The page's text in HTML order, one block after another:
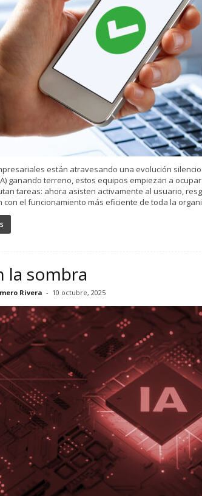
están atravesando una evolución
ganando terreno, estos equipos empiezan a
tareas: ahora asisten activamente al usuario,
con el funcionamiento más eficiente de toda la
la sombra
Rivera - 10 octubre, 2025